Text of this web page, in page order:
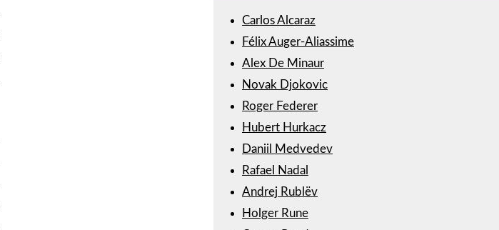
Carlos Alcaraz
Félix Auger-Aliassime
Alex De Minaur
Novak Djokovic
Roger Federer
Hubert Hurkacz
Daniil Medvedev
Rafael Nadal
Andrej Rublëv
Holger Rune